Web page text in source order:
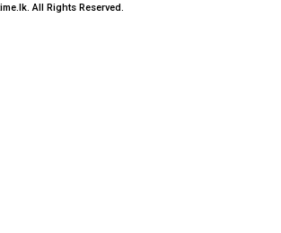
All Rights Reserved.